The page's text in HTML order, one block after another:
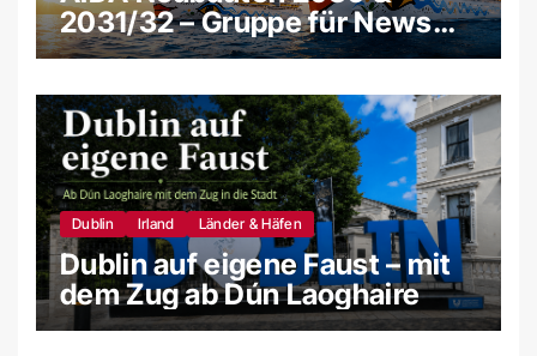
2031/32 – Gruppe für News
und Gerüchte
Dublin Irland Länder & Häfen
Dublin auf eigene Faust – mit
dem Zug ab Dún Laoghaire